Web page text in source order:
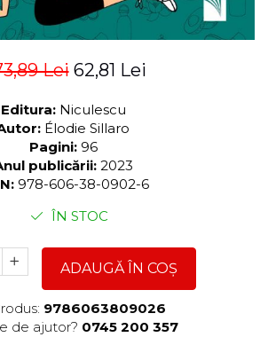
Lei 62,81 Lei
Editura: Niculescu
Élodie Sillaro
Pagini: 96
publicării: 2023
978-606-38-0902-6
ÎN STOC
ADAUGĂ ÎN COȘ
9786063809026
de ajutor? 0745 200 357